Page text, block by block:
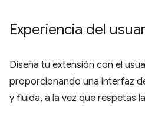
Experiencia del
Diseña tu extensión con el
proporcionando una interfaz
y fluida, a la vez que respetas